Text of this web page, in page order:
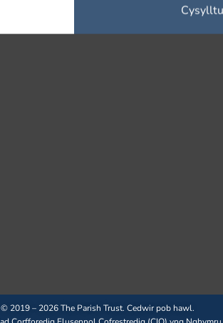
© 2019 – 2026 The Parish Trust. Cedwir pob hawl.